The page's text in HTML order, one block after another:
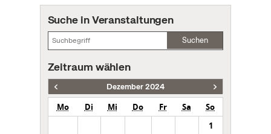
Suche in Veranstaltungen
Suchen
Zeitraum wählen
Dezember 2024
Mo Di Mi Do Fr Sa
So
1